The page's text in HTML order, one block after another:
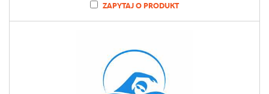
ZAPYTAJ O PRODUKT